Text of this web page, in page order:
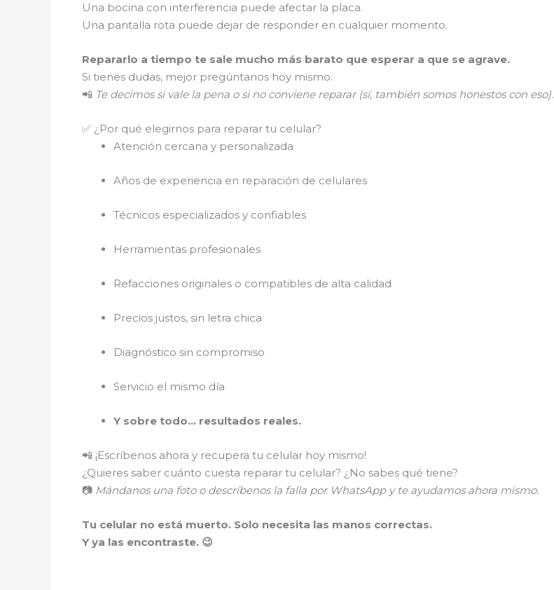
Una bocina con interferencia puede afectar la placa.
Una pantalla rota puede dejar de responder en cualquier momento.
Repararlo a tiempo te sale mucho más barato que esperar a que se agrave.
Si tienes dudas, mejor pregúntanos hoy mismo.
📲 Te decimos si vale la pena o si no conviene reparar (sí, también somos honestos con eso).
✅ ¿Por qué elegirnos para reparar tu celular?
Atención cercana y personalizada
Años de experiencia en reparación de celulares
Técnicos especializados y confiables
Herramientas profesionales
Refacciones originales o compatibles de alta calidad
Precios justos, sin letra chica
Diagnóstico sin compromiso
Servicio el mismo día
Y sobre todo… resultados reales.
📲 ¡Escríbenos ahora y recupera tu celular hoy mismo!
¿Quieres saber cuánto cuesta reparar tu celular? ¿No sabes qué tiene?
📷 Mándanos una foto o descríbenos la falla por WhatsApp y te ayudamos ahora mismo.
Tu celular no está muerto. Solo necesita las manos correctas.
Y ya las encontraste. 😉